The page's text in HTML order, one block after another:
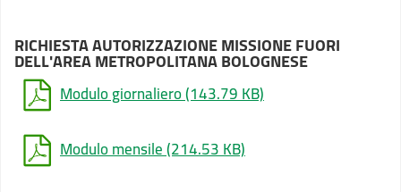
RICHIESTA AUTORIZZAZIONE MISSIONE FUORI
DELL'AREA METROPOLITANA BOLOGNESE
Modulo giornaliero(143.79 KB)
Modulo mensile(214.53 KB)